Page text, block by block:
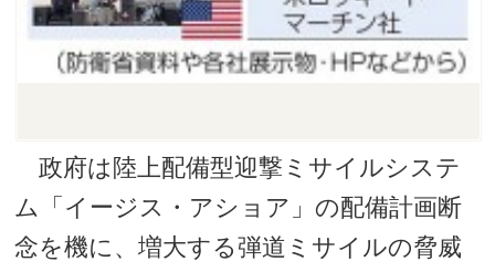
政府は陸上配備型迎撃ミサイルシステ
ム「イージス・アショア」の配備計画断
念を機に、増大する弾道ミサイルの脅威